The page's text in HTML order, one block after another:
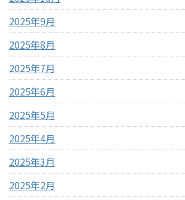
2025年9月
2025年8月
2025年7月
2025年6月
2025年5月
2025年4月
2025年3月
2025年2月